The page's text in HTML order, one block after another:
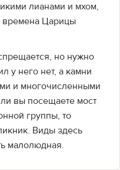
лианами и мхом,
времена Царицы
но нужно
у него нет, а камни
и многочисленными
вы посещаете мост
группы, то
Виды здесь
малолюдная.